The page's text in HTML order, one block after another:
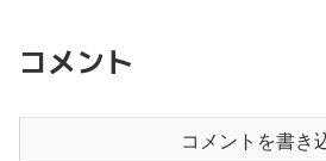
コメント
コメントを書き